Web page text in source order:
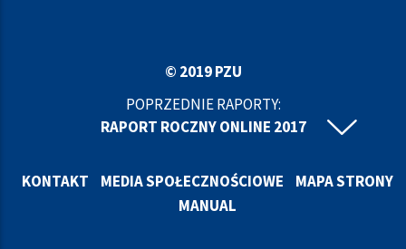
© 2019 PZU
POPRZEDNIE RAPORTY:
RAPORT ROCZNY ONLINE 2017
RAPORT ROCZNY ONLINE 2015
RAPORT ROCZNY ONLINE 2014
RAPORT ROCZNY ONLINE 2013
KONTAKT MEDIA SPOŁECZNOŚCIOWE
MAPA STRONY
MANUAL